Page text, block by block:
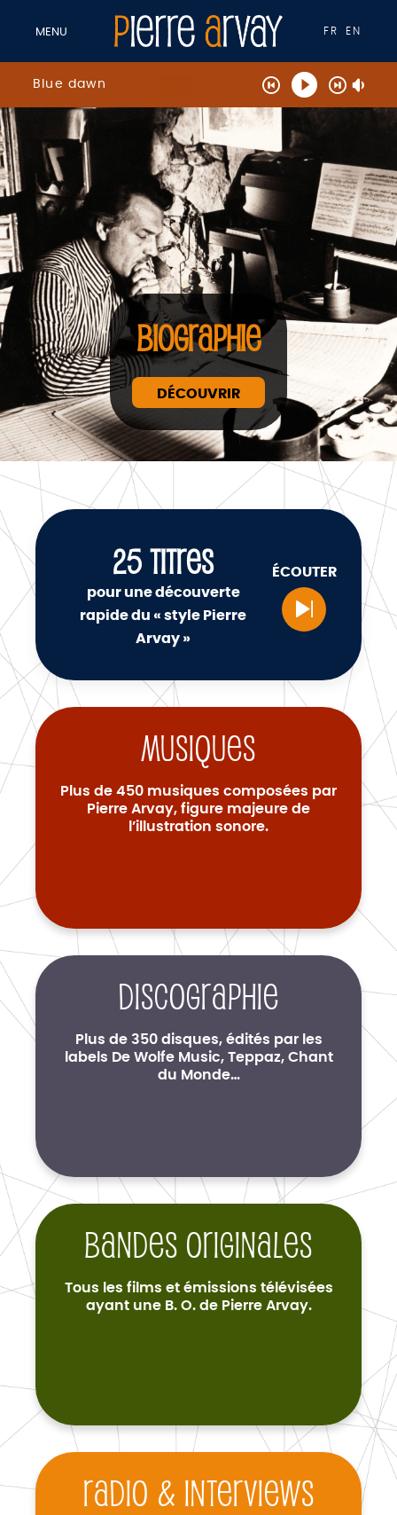
MENU FR EN
Blue dawn
BIOGRAPHIE
DÉCOUVRIR
25TITRES
pour une découverte
rapide du « style Pierre
Arvay »
ÉCOUTER
Musiques
Plus de 450 musiques composées par
Pierre Arvay, figure majeure de
l’illustration sonore.
Discographie
Plus de 350 disques, édités par les
labels De Wolfe Music, Teppaz, Chant
du Monde…
Bandes originales
Tous les films et émissions télévisées
ayant une B. O. de Pierre Arvay.
Radio & interviews